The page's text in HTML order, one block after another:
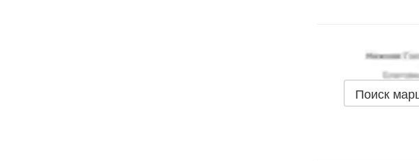
Поиск